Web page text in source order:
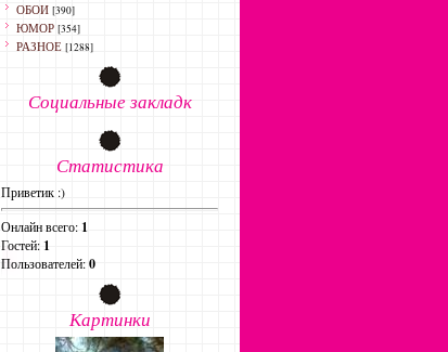
ОБОИ [390]
ЮМОР [354]
РАЗНОЕ [1288]
Социальные закладк
Статистика
Приветик :)
Онлайн всего: 1
Гостей: 1
Пользователей:0
Картинки